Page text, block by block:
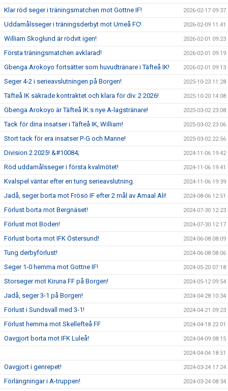
Klar röd seger i träningsmatchen mot Gottne IF! 2026-02-17 09:37
Uddamålsseger i träningsderbyt mot Umeå FC! 2026-02-09 11:41
William Skoglund är rödvit igen! 2026-02-01 09:23
Första träningsmatchen avklarad! 2026-02-01 09:19
Gbenga Arokoyo fortsätter som huvudtränare i Täfteå IK! 2026-02-01 09:13
Seger 4-2 i serieavslutningen på Borgen! 2025-10-23 11:28
Täfteå IK säkrade kontraktet och klara för div. 2 2026! 2025-10-20 14:08
Gbenga Arokoyo är Täfteå IK:s nye A-lagstränare! 2025-03-02 23:08
Tack för dina insatser i Täfteå IK, William! 2025-03-02 23:06
Stort tack för era insatser P-G och Manne! 2025-03-02 22:56
Division 2 2025! &#10084; 2024-11-06 19:42
Röd uddamålsseger i första kvalmötet! 2024-11-06 19:41
Kvalspel väntar efter en tung serieavslutning. 2024-11-06 19:39
Jadå, seger borta mot Frösö IF efter 2 mål av Amaal Ali! 2024-08-06 12:51
Förlust borta mot Bergnäset! 2024-07-30 12:23
Förlust mot Boden! 2024-07-30 12:17
Förlust borta mot IFK Östersund! 2024-06-08 08:09
Tung derbyförlust! 2024-06-08 08:06
Seger 1-0 hemma mot Gottne IF! 2024-05-20 07:18
Storseger mot Kiruna FF på Borgen! 2024-05-12 09:54
Jadå, seger 3-1 på Borgen! 2024-04-28 10:34
Förlust i Sundsvall med 3-1! 2024-04-21 09:23
Förlust hemma mot Skellefteå FF 2024-04-18 22:01
Oavgjort borta mot IFK Luleå! 2024-04-09 08:15
2024-04-04 18:51
Oavgjort i genrepet! 2024-03-24 17:24
Förlängningar i A-truppen! 2024-03-24 08:34